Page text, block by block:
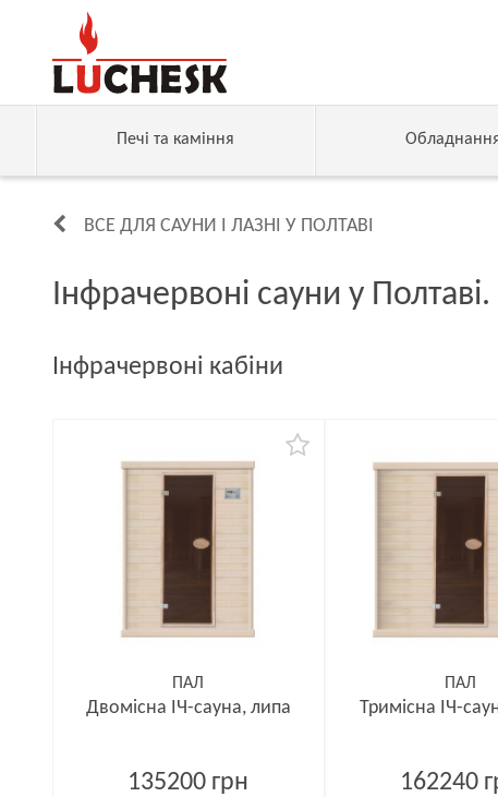
Печі та каміння
ВСЕ ДЛЯ САУНИ І ЛАЗНІ У ПОЛТАВІ
Інфрачервоні сауни у
Інфрачервоні кабіни
ПАЛ
Двомісна ІЧ-сауна, липа
135200 грн
ПАЛ
Тримісна ІЧ-
162240